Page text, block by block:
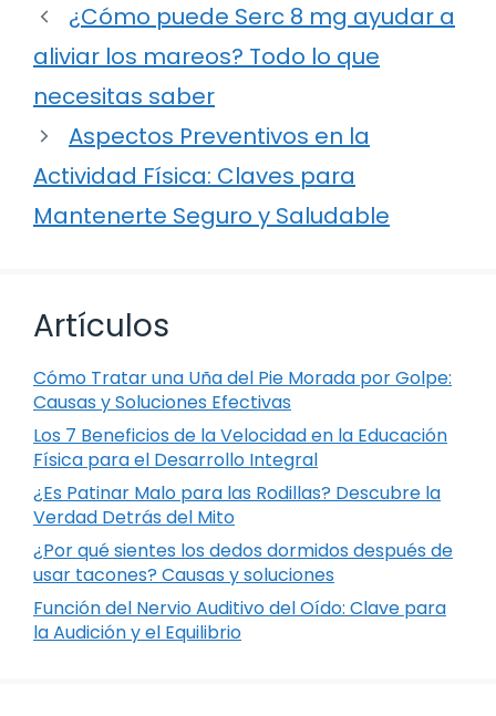
¿Cómo puede Serc 8 mg ayudar a
aliviar los mareos? Todo lo que
necesitas saber
Aspectos Preventivos en la
Actividad Física: Claves para
Mantenerte Seguro y Saludable
Artículos
Cómo Tratar una Uña del Pie Morada por Golpe:
Causas y Soluciones Efectivas
Los 7 Beneficios de la Velocidad en la Educación
Física para el Desarrollo Integral
¿Es Patinar Malo para las Rodillas? Descubre la
Verdad Detrás del Mito
¿Por qué sientes los dedos dormidos después de
usar tacones? Causas y soluciones
Función del Nervio Auditivo del Oído: Clave para
la Audición y el Equilibrio